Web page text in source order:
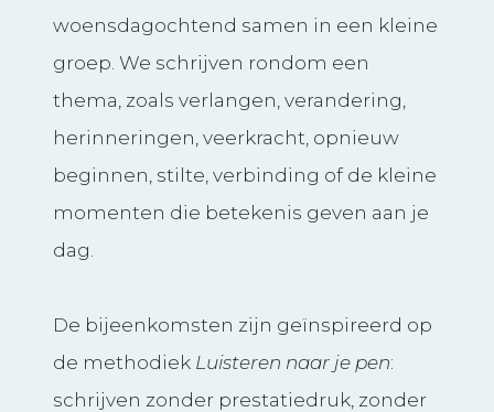
woensdagochtend samen in een kleine
groep. We schrijven rondom een
thema, zoals verlangen, verandering,
herinneringen, veerkracht, opnieuw
beginnen, stilte, verbinding of de kleine
momenten die betekenis geven aan je
dag.
De bijeenkomsten zijn geïnspireerd op
de methodiek Luisteren naar je pen:
schrijven zonder prestatiedruk, zonder